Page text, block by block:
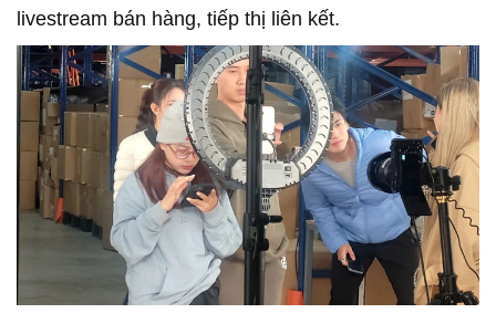
livestream bán hàng, tiếp thị liên kết.